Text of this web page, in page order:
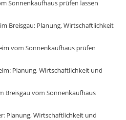
Sonnenkaufhaus prüfen lassen
Breisgau: Planung, Wirtschaftlichkeit
vom Sonnenkaufhaus prüfen
Planung, Wirtschaftlichkeit und
Breisgau vom Sonnenkaufhaus
Planung, Wirtschaftlichkeit und